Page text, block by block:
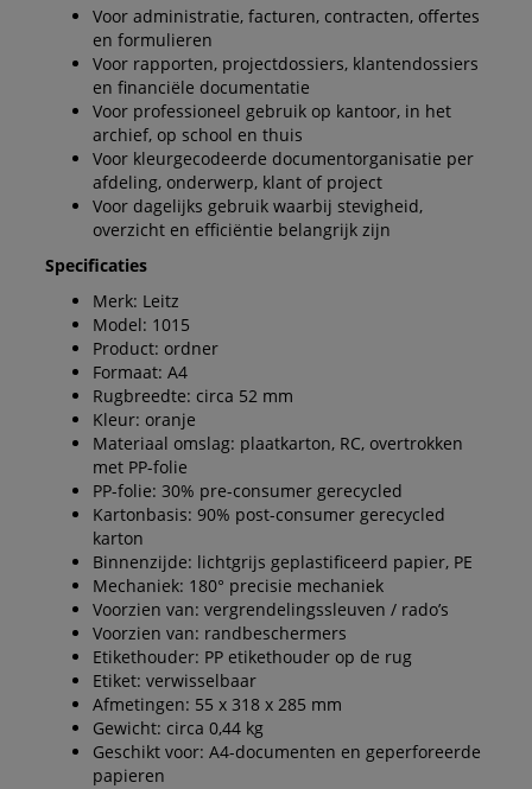
Voor administratie, facturen, contracten, offertes
en formulieren
Voor rapporten, projectdossiers, klantendossiers
en financiële documentatie
Voor professioneel gebruik op kantoor, in het
archief, op school en thuis
Voor kleurgecodeerde documentorganisatie per
afdeling, onderwerp, klant of project
Voor dagelijks gebruik waarbij stevigheid,
overzicht en efficiëntie belangrijk zijn
Specificaties
Merk: Leitz
Model: 1015
Product: ordner
Formaat: A4
Rugbreedte: circa 52 mm
Kleur: oranje
Materiaal omslag: plaatkarton, RC, overtrokken
met PP-folie
PP-folie: 30% pre-consumer gerecycled
Kartonbasis: 90% post-consumer gerecycled
karton
Binnenzijde: lichtgrijs geplastificeerd papier, PE
Mechaniek: 180° precisie mechaniek
Voorzien van: vergrendelingssleuven / rado’s
Voorzien van: randbeschermers
Etikethouder: PP etikethouder op de rug
Etiket: verwisselbaar
Afmetingen: 55 x 318 x 285 mm
Gewicht: circa 0,44 kg
Geschikt voor: A4-documenten en geperforeerde
papieren